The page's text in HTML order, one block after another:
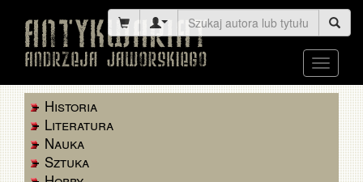
Toggle
Historia
Literatura
Nauka
Sztuka